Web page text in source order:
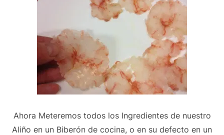
Ahora Meteremos todos los Ingredientes de nuestro
Aliño en un Biberón de cocina, o en su defecto en un